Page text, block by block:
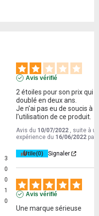
3
0
0
1
0
Avis vérifié
2 étoiles pour son prix qui a
doublé en deux ans.
Je n'ai pas eu de soucis à
l'utilisation de ce produit.
Avis du 10/07/2022 , suite à
expérience du 16/06/2022 par
Utile(0) Signaler
Avis vérifié
Une marque sérieuse